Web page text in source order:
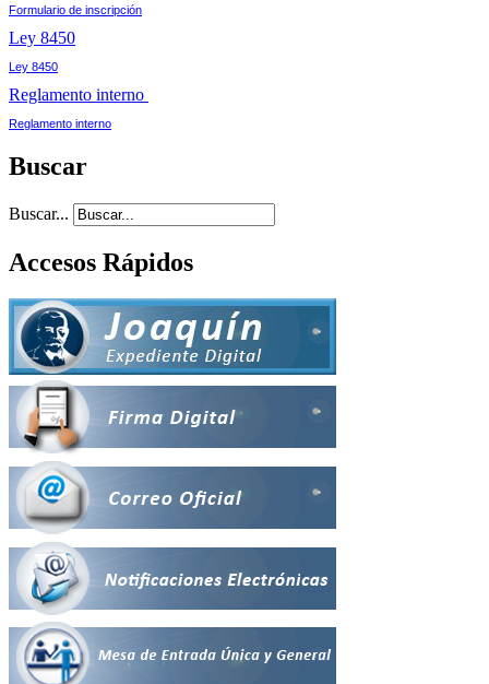
Formulario de inscripción
Ley 8450
Ley 8450
Reglamento interno
Reglamento interno
Buscar
Buscar...
Accesos Rápidos